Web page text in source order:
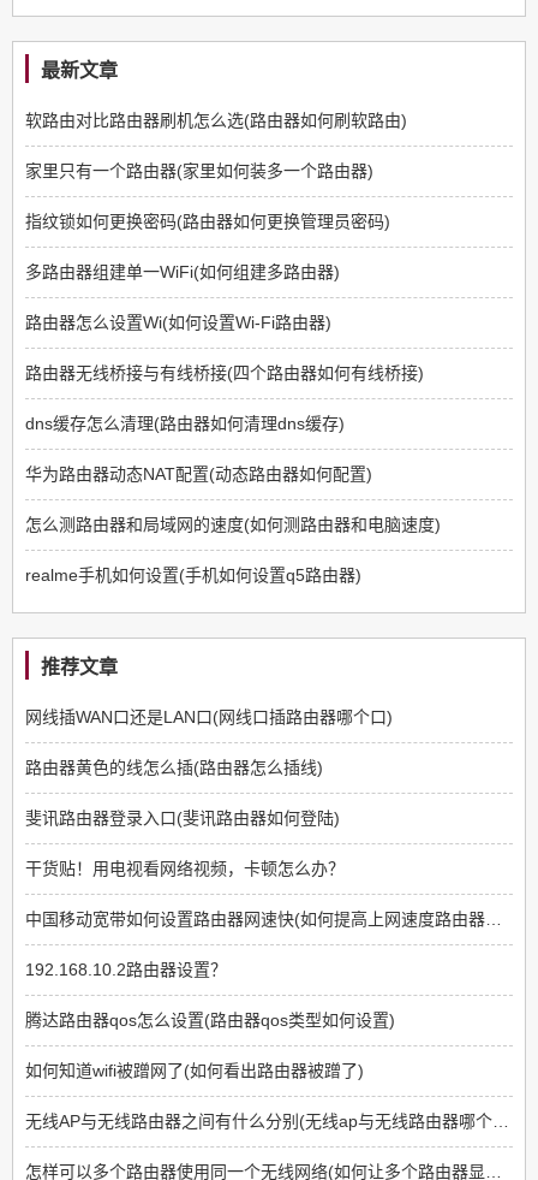
最新文章
软路由对比路由器刷机怎么选(路由器如何刷软路由)
家里只有一个路由器(家里如何装多一个路由器)
指纹锁如何更换密码(路由器如何更换管理员密码)
多路由器组建单一WiFi(如何组建多路由器)
路由器怎么设置Wi(如何设置Wi-Fi路由器)
路由器无线桥接与有线桥接(四个路由器如何有线桥接)
dns缓存怎么清理(路由器如何清理dns缓存)
华为路由器动态NAT配置(动态路由器如何配置)
怎么测路由器和局域网的速度(如何测路由器和电脑速度)
realme手机如何设置(手机如何设置q5路由器)
推荐文章
网线插WAN口还是LAN口(网线口插路由器哪个口)
路由器黄色的线怎么插(路由器怎么插线)
斐讯路由器登录入口(斐讯路由器如何登陆)
干货贴！用电视看网络视频，卡顿怎么办？
192.168.10.2路由器设置？
腾达路由器qos怎么设置(路由器qos类型如何设置)
如何知道wifi被蹭网了(如何看出路由器被蹭了)